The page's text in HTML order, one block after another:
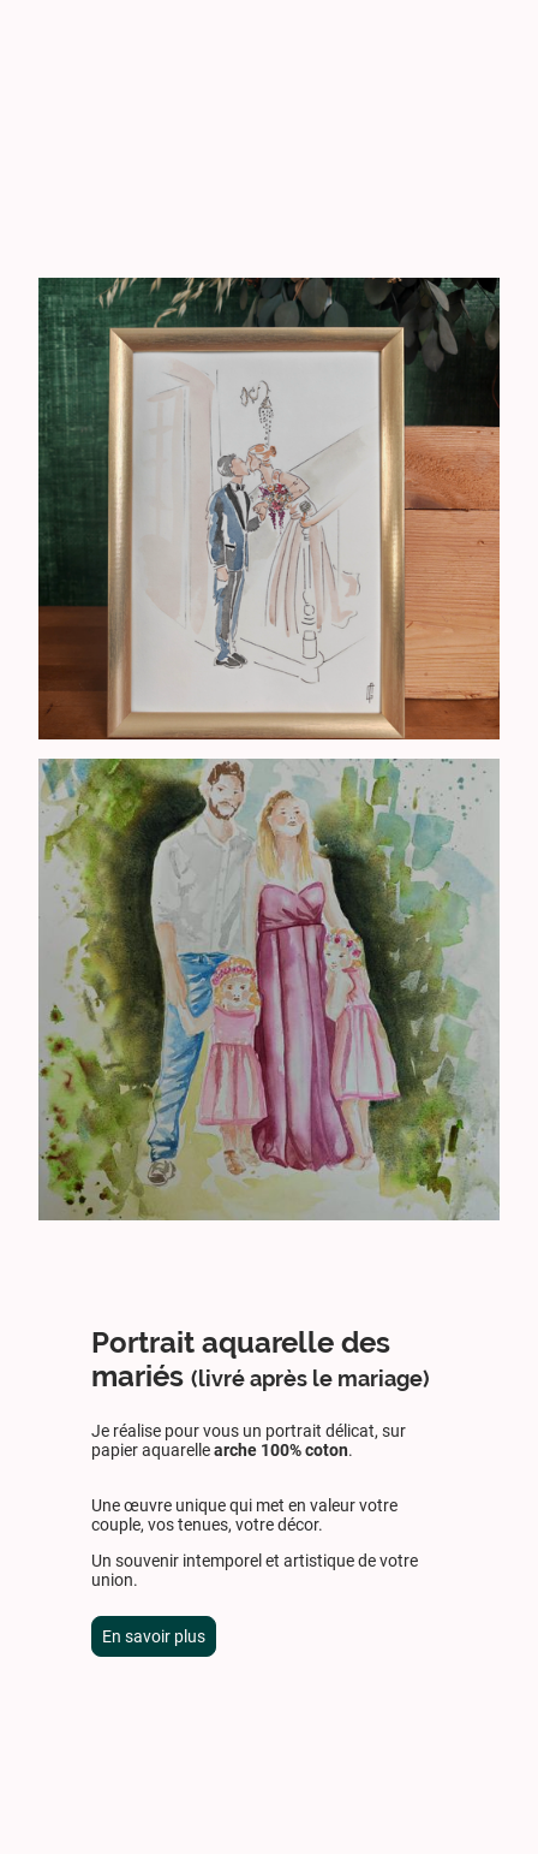
Portrait aquarelle des
mariés (livré après le mariage)
Je réalise pour vous un portrait délicat, sur
papier aquarellearche 100% coton.
Une œuvre unique qui met en valeur votre
couple, vos tenues, votre décor.
Un souvenir intemporel et artistique de votre
union.
En savoir plus